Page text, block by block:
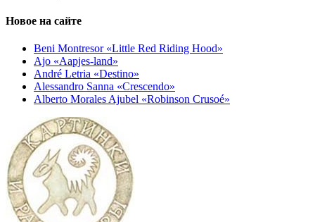
Новое на сайте
Beni Montresor «Little Red Riding Hood»
Ajo «Aapjes-land»
André Letria «Destino»
Alessandro Sanna «Crescendo»
Alberto Morales Ajubel «Robinson Crusoé»